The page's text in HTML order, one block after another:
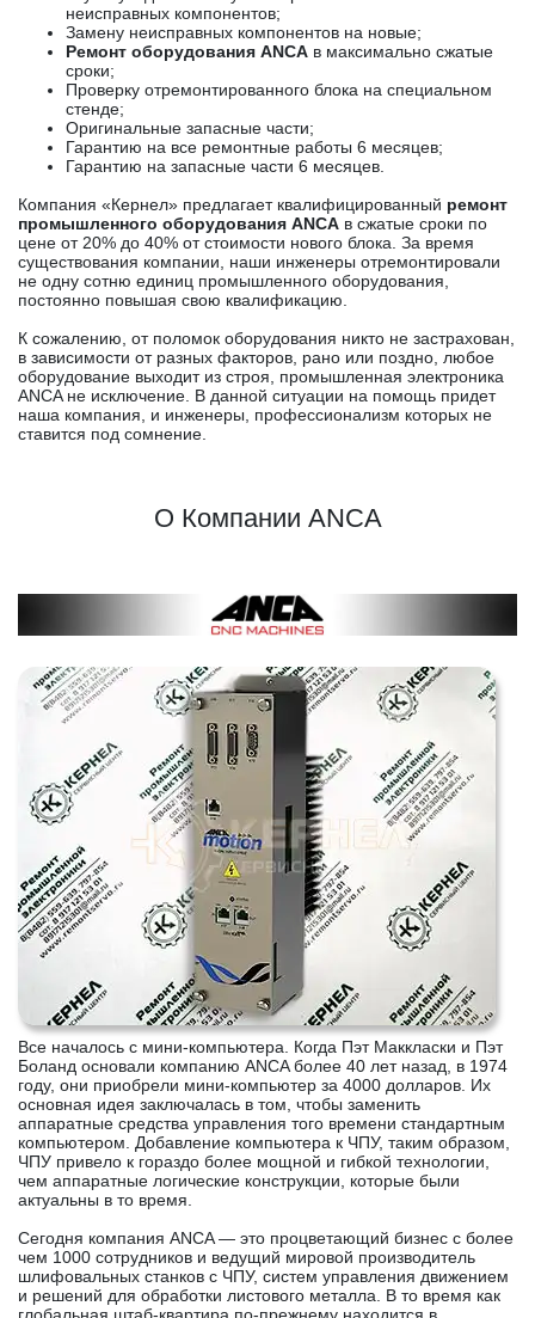
неисправных компонентов;
Замену неисправных компонентов на новые;
Ремонт оборудования ANCA в максимально сжатые
сроки;
Проверку отремонтированного блока на специальном
стенде;
Оригинальные запасные части;
Гарантию на все ремонтные работы 6 месяцев;
Гарантию на запасные части 6 месяцев.
Компания «Кернел» предлагает квалифицированный ремонт
промышленного оборудования ANCA в сжатые сроки по
цене от 20% до 40% от стоимости нового блока. За время
существования компании, наши инженеры отремонтировали
не одну сотню единиц промышленного оборудования,
постоянно повышая свою квалификацию.
К сожалению, от поломок оборудования никто не застрахован,
в зависимости от разных факторов, рано или поздно, любое
оборудование выходит из строя, промышленная электроника
ANCA не исключение. В данной ситуации на помощь придет
наша компания, и инженеры, профессионализм которых не
ставится под сомнение.
О Компании ANCA
Все началось с мини-компьютера. Когда Пэт Маккласки и Пэт
Боланд основали компанию ANCA более 40 лет назад, в 1974
году, они приобрели мини-компьютер за 4000 долларов. Их
основная идея заключалась в том, чтобы заменить
аппаратные средства управления того времени стандартным
компьютером. Добавление компьютера к ЧПУ, таким образом,
ЧПУ привело к гораздо более мощной и гибкой технологии,
чем аппаратные логические конструкции, которые были
актуальны в то время.
Сегодня компания ANCA — это процветающий бизнес с более
чем 1000 сотрудников и ведущий мировой производитель
шлифовальных станков с ЧПУ, систем управления движением
и решений для обработки листового металла. В то время как